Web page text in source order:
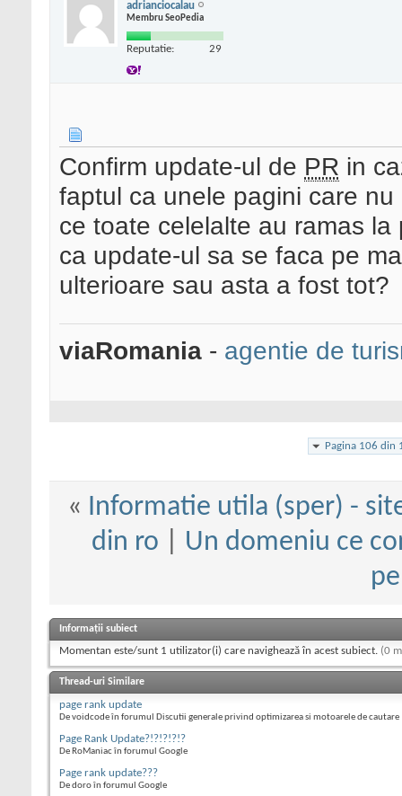
adrianciocalau
Membru SeoPedia
Reputatie: 29
Confirm update-ul de PR in
faptul ca unele pagini care
ce toate celelalte au ramas
ca update-ul sa se faca pe
ulterioare sau asta a fost tot?
viaRomania - agentie de
Pagina 106 din
« Informatie utila (sper) -
din ro
Un domeniu ce
Informații subiect
Momentan este/sunt 1 utilizator(i) care navighează în acest subiect. (0
Thread-uri Similare
page rank update
De voidcode în forumul Discutii generale privind optimizarea si motoarele de cautare
Page Rank Update?!?!?!?!?
De RoManiac în forumul Google
Page rank update???
De doro în forumul Google